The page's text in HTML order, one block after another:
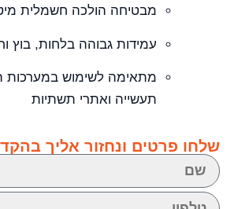
מבטיחה הולכה חשמלית
עמידות גבוהה בלחות, בוץ
מתאימה לשימוש במערכות
תעשייה ואתרי תשתיות
שלחו פרטים ונחזור אליך